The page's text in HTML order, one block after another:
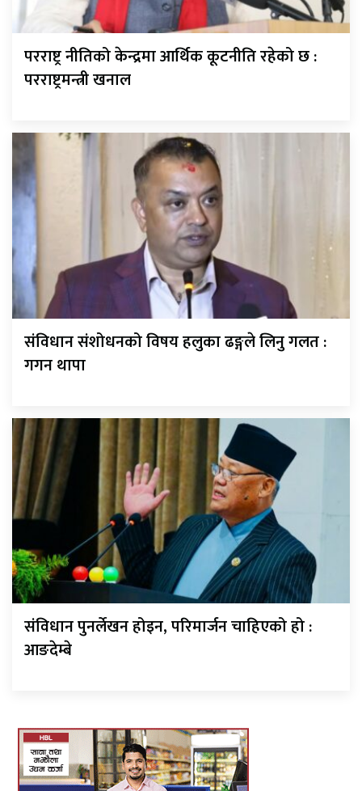
परराष्ट्र नीतिको केन्द्रमा आर्थिक कूटनीति रहेको छ :
परराष्ट्रमन्त्री खनाल
संविधान संशोधनको विषय हलुका ढङ्गले लिनु गलत :
गगन थापा
संविधान पुनर्लेखन होइन, परिमार्जन चाहिएको हो :
आङदेम्बे